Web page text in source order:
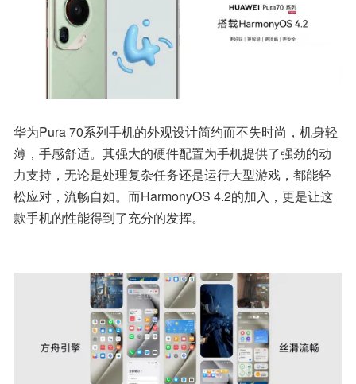
华为Pura 70系列手机的外观设计简约而不失时尚，机身轻
薄，手感舒适。其强大的硬件配置为手机提供了强劲的动
力支持，无论是处理复杂任务还是运行大型游戏，都能轻
松应对，流畅自如。而HarmonyOS 4.2的加入，更是让这
款手机的性能得到了充分的发挥。